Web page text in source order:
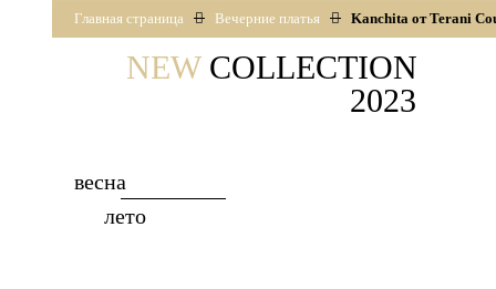
Главная страница Вечерние платья Kanchita от Terani
NEWCOLLECTION
2023
весна
лето